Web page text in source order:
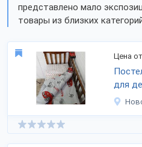
представлено мало
товары из близких
Цена от
для